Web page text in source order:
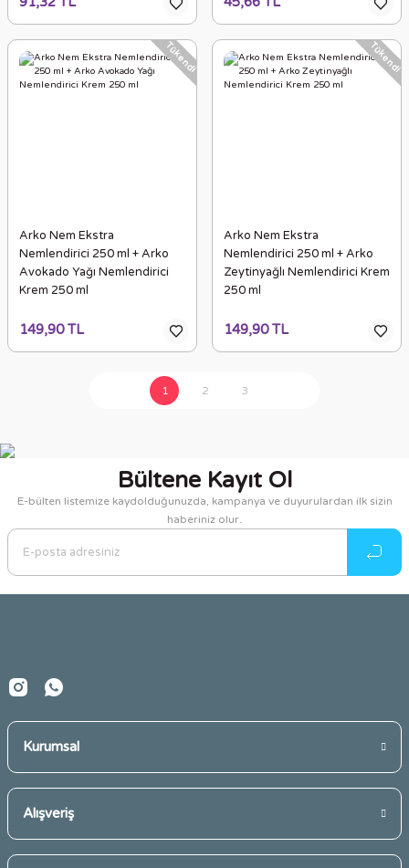
Tükendi
Arko Nem Ekstra
Nemlendirici 250 ml + Arko
Avokado Yağı Nemlendirici
Krem 250 ml
149,90 TL
Tükendi
Arko Nem Ekstra
Nemlendirici 250 ml + Arko
Zeytinyağlı Nemlendirici Krem
250 ml
149,90 TL
1 2 3
Bültene Kayıt Ol
E-bülten listemize kaydolduğunuzda, kampanya ve duyurulardan ilk sizin
haberiniz olur.
Kurumsal
Alışveriş